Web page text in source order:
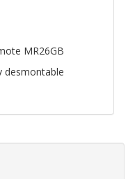
MR26GB
desmontable